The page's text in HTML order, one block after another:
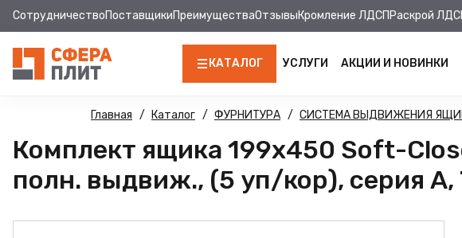
СотрудничествоПоставщикиПреимуществаОтзывыКромление ЛДСП Раскрой
КАТАЛОГ
ЛДСП
КРОМКА
МДФ
МДФ ПАНЕЛИ
УСЛУГИ АКЦИИ И НОВИНКИ
Главная Каталог ФУРНИТУРА СИСТЕМА ВЫДВИЖЕНИЯ
Комплект ящика 199х450 Soft-
полн. выдвиж., (5 уп/кор), серия А,